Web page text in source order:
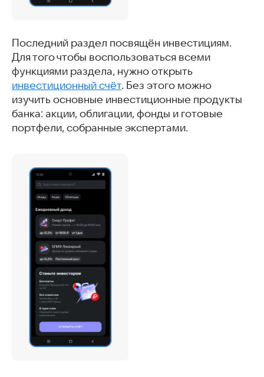
Последний раздел посвящён инвестициям.
Для того чтобы воспользоваться всеми
функциями раздела, нужно открыть
инвестиционный счёт. Без этого можно
изучить основные инвестиционные продукты
банка: акции, облигации, фонды и готовые
портфели, собранные экспертами.